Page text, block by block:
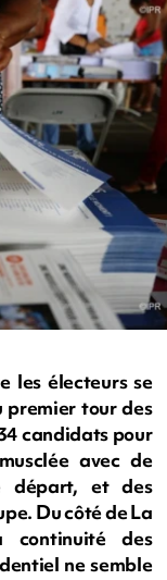
les électeurs se
premier tour des
candidats pour
avec de
départ, et des
Du côté de La
continuité des
ne semble